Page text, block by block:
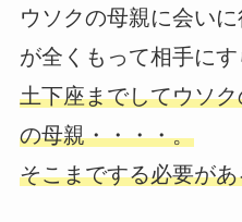
ウソクの母親に会い
が全くもって相手にす
土下座までしてウソ
の母親・・・・。
そこまでする必要が